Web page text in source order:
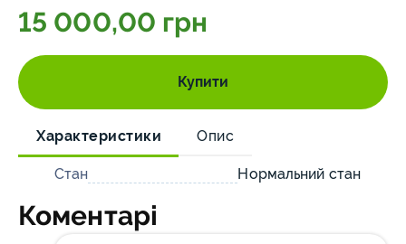
15 000,00 грн
Купити
Характеристики Опис
Стан Нормальний стан
Коментарі